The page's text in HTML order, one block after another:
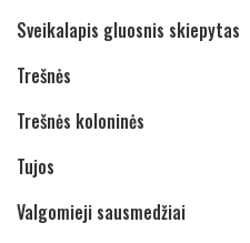
Sveikalapis gluosnis skiepytas
Trešnės
Trešnės koloninės
Tujos
Valgomieji sausmedžiai